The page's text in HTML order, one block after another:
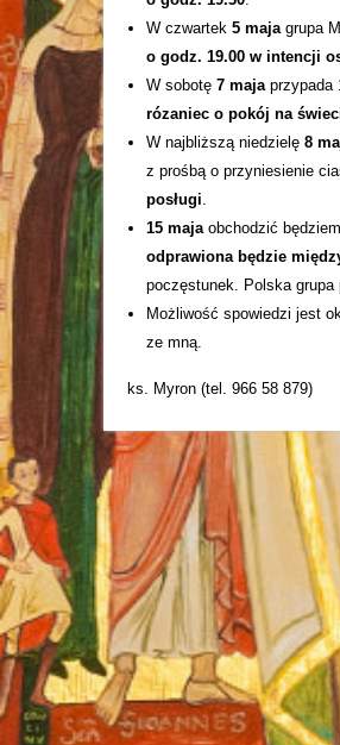
W czwartek 5 majagrupa
o godz. 19.00 w intencji
W sobotę 7 majaprzypada
rózaniec o pokój na
W najbliższą niedzielę 8
z prośbą o przyniesienie
posługi.
15 majaobchodzić
odprawiona będzie
poczęstunek. Polska grupa
Możliwość spowiedzi jest
ze mną.
ks. Myron (tel. 966 58 879)